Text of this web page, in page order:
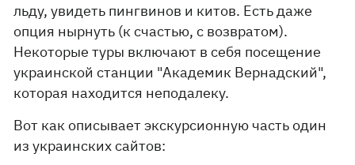
льду, увидеть пингвинов и китов. Есть даже
опция нырнуть (к счастью, с возвратом).
Некоторые туры включают в себя посещение
украинской станции "Академик Вернадский",
которая находится неподалеку.
Вот как описывает экскурсионную часть один
из украинских сайтов: